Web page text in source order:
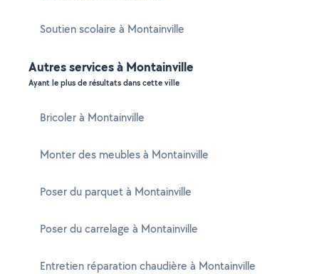
Soutien scolaire à Montainville
Autres services à Montainville
Ayant le plus de résultats dans cette ville
Bricoler à Montainville
Monter des meubles à Montainville
Poser du parquet à Montainville
Poser du carrelage à Montainville
Entretien réparation chaudière à Montainville